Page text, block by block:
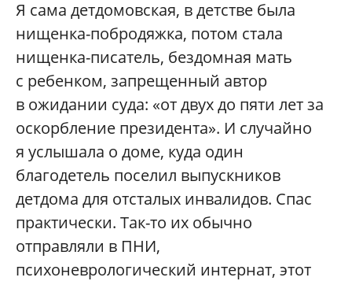
Я сама детдомовская, в детстве была
нищенка-побродяжка, потом стала
нищенка-писатель, бездомная мать
с ребенком, запрещенный автор
в ожидании суда: «от двух до пяти лет за
оскорбление президента». И случайно
я услышала о доме, куда один
благодетель поселил выпускников
детдома для отсталых инвалидов. Спас
практически. Так-то их обычно
отправляли в ПНИ,
психоневрологический интернат, этот